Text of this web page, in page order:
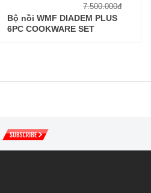
7.500.000đ
Bộ nồi WMF DIADEM PLUS
6PC COOKWARE SET